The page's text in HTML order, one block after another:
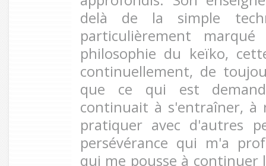
delà de la simple
particulièrement
philosophie du keïko,
continuellement, de
que ce qui est
continuait à s'entraîner, à
pratiquer avec d'autres
persévérance qui m'a
qui me pousse à continuer